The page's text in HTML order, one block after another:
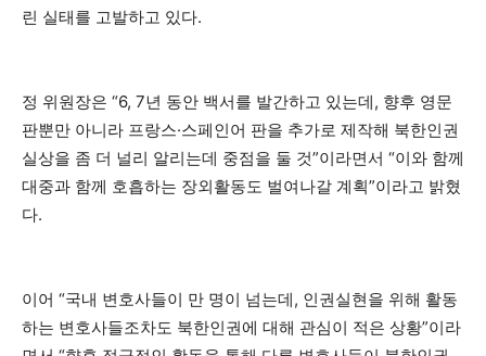
린 실태를 고발하고 있다.
정 위원장은 “6, 7년 동안 백서를 발간하고 있는데, 향후 영문
판뿐만 아니라 프랑스·스페인어 판을 추가로 제작해 북한인권
실상을 좀 더 널리 알리는데 중점을 둘 것”이라면서 “이와 함께
대중과 함께 호흡하는 장외활동도 벌여나갈 계획”이라고 밝혔
다.
이어 “국내 변호사들이 만 명이 넘는데, 인권실현을 위해 활동
하는 변호사들조차도 북한인권에 대해 관심이 적은 상황”이라